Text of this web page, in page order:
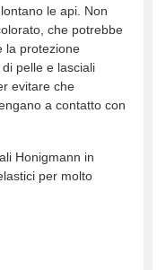
le api. Non
che potrebbe
la protezione
pelle e lasciali
evitare che
a contatto con
Honigmann in
per molto